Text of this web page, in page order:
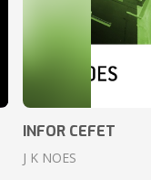
INFOR CEFET
J K NOES